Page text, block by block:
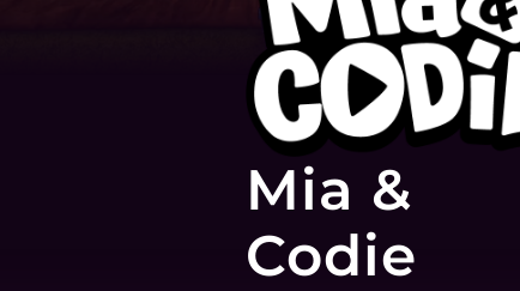
Mia &
Codie